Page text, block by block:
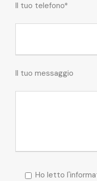
Il tuo telefono*
Il tuo messaggio
Ho letto